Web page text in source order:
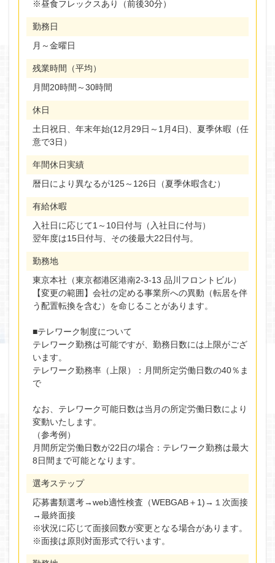
※昼食フレックスあり（前後30分）
勤務日
月～金曜日
残業時間（平均）
月間20時間～30時間
休日
土日祝日、年末年始(12月29日～1月4日)、夏季休暇（任
意で3日）
年間休日実績
暦日により異なるが125～126日（夏季休暇含む）
有給休暇
入社日に応じて1～10日付与（入社日に付与）
翌年度は15日付与、その後最大22日付与。
勤務地
東京本社（東京都港区港南2-3-13 品川フロントビル）
【変更の範囲】会社の定める事業所への異動（転居を伴
う配置転換を含む）を命じることがあります。
■テレワーク制度について
テレワーク勤務は可能ですが、勤務日数には上限がござ
います。
テレワーク勤務率（上限）：月間所定労働日数の40％ま
で
なお、テレワーク可能日数は当月の所定労働日数により
変動いたします。
（参考例）
月間所定労働日数が22日の場合：テレワーク勤務は最大
8日間まで可能となります。
選考ステップ
応募書類選考→web適性検査（WEBGAB＋1)→１次面接
→最終面接
※状況に応じて面接回数が変更となる場合があります。
※面接は原則対面形式で行います。